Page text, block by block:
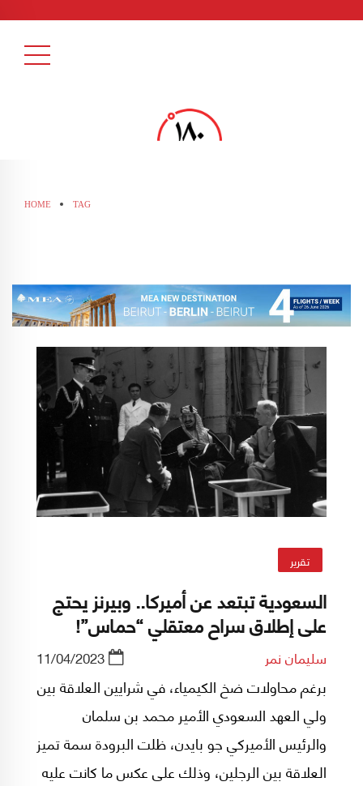
HOME TAG
تقرير
السعودية تبتعد عن أميركا.. وبيرنز يحتج
على إطلاق سراح معتقلي “حماس”!
سليمان نمر 11/04/2023
برغم محاولات ضخ الكيمياء، في شرايين العلاقة بين
ولي العهد السعودي الأمير محمد بن سلمان
والرئيس الأميركي جو بايدن، ظلت البرودة سمة تميز
العلاقة بين الرجلين، وذلك على عكس ما كانت عليه